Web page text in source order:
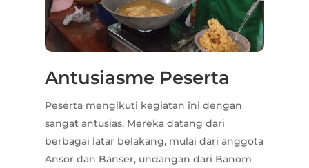
Antusiasme Peserta
Peserta mengikuti kegiatan ini dengan
sangat antusias. Mereka datang dari
berbagai latar belakang, mulai dari anggota
Ansor dan Banser, undangan dari Banom